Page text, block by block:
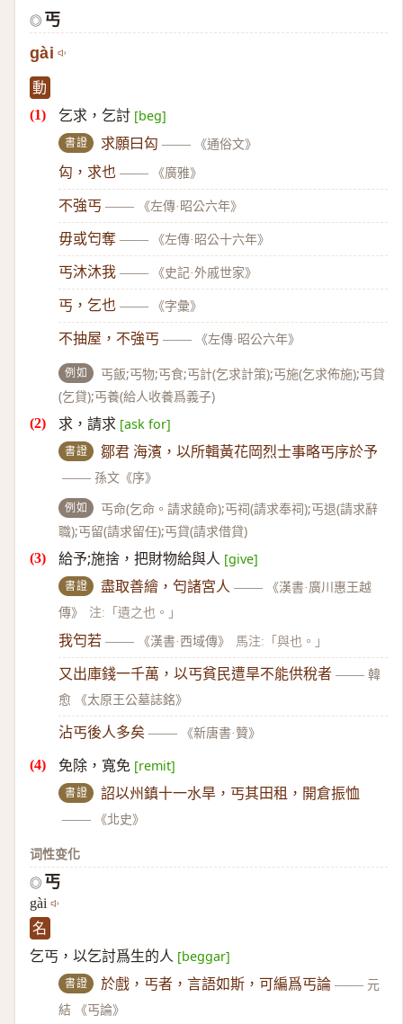
◎ 丐
gài
動
乞求，乞討 [beg]
書證 求願曰匃 —— 《通俗文》
匃，求也 —— 《廣雅》
不強丐 —— 《左傳·昭公六年》
毋或匄奪 —— 《左傳·昭公十六年》
丐沐沐我 —— 《史記·外戚世家》
丐，乞也 —— 《字彙》
不抽屋，不強丐 —— 《左傳·昭公六年》
例如
丐飯;丐物;丐食;丐計(乞求計策);丐施(乞求佈施);丐貸
(乞貸);丐養(給人收養爲義子)
求，請求 [ask for]
書證
鄒君 海濱，以所輯黃花岡烈士事略丐序於予
—— 孫文《序》
例如
丐命(乞命。請求饒命);丐祠(請求奉祠);丐退(請求辭
職);丐留(請求留任);丐貸(請求借貸)
給予;施捨，把財物給與人 [give]
書證 盡取善繪，匄諸宮人 ——
《漢書·廣川惠王越
傳》
注:「遺之也。」
我匄若 —— 《漢書·西域傳》 馬注:「與也。」
又出庫錢一千萬，以丐貧民遭旱不能供稅者 —— 韓
愈 《太原王公墓誌銘》
沾丐後人多矣 —— 《新唐書·贊》
免除，寬免 [remit]
書證
詔以州鎮十一水旱，丐其田租，開倉振恤
——
《北史》
词性变化
◎ 丐
gài
名
乞丐，以乞討爲生的人 [beggar]
書證 於戲，丐者，言語如斯，可編爲丐論 —— 元
結 《丐論》